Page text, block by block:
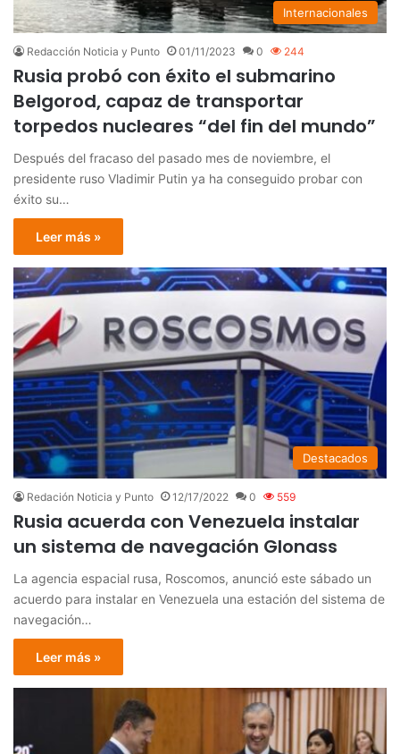
Internacionales
Redacción Noticia y Punto 01/11/2023 0 244
Rusia probó con éxito el submarino
Belgorod, capaz de transportar
torpedos nucleares “del fin del mundo”
Después del fracaso del pasado mes de noviembre, el
presidente ruso Vladimir Putin ya ha conseguido probar con
éxito su…
Leer más »
Destacados
Redación Noticia y Punto 12/17/2022 0 559
Rusia acuerda con Venezuela instalar
un sistema de navegación Glonass
La agencia espacial rusa, Roscomos, anunció este sábado un
acuerdo para instalar en Venezuela una estación del sistema de
navegación…
Leer más »